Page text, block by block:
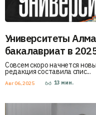
Университеты
бакалавриат в
Совсем скоро начнется
редакция составила спис...
Авг 06, 2025 13 мин.